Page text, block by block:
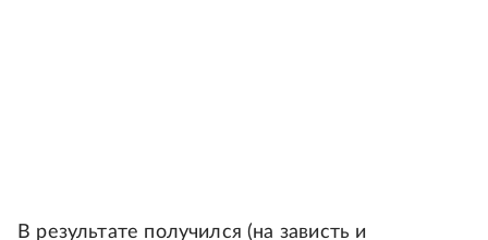
В результате получился (на зависть и